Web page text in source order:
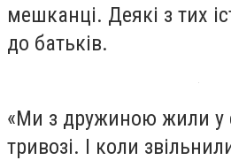
мешканці. Деякі з тих
до батьків.
«Ми з дружиною жили у
тривозі. І коли